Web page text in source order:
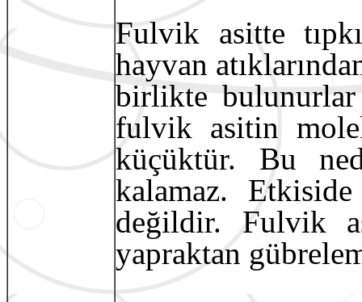
Fulvik asitte
hayvan
birlikte
fulvik asitin
küçüktür. Bu
kalamaz.
değildir. Fulvik
yapraktan